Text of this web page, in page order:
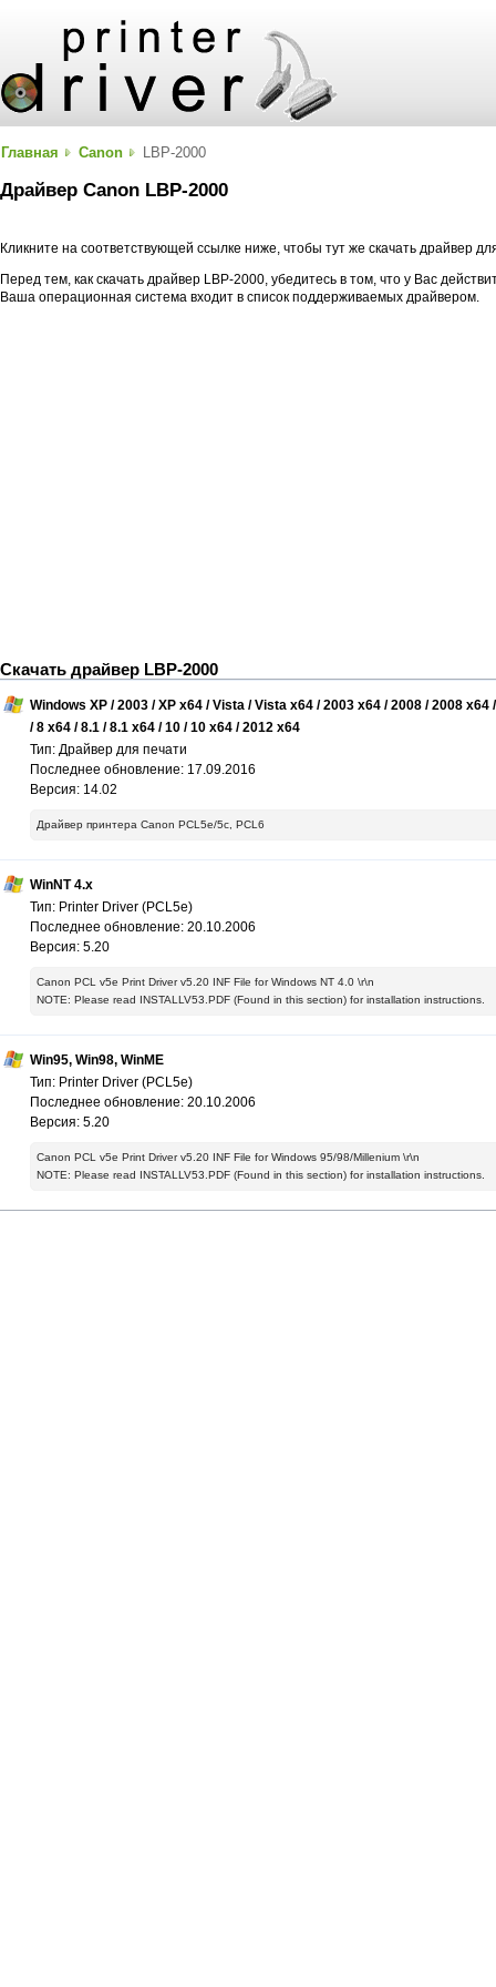
Главная Canon LBP-2000
Драйвер Canon LBP-2000
Кликните на соответствующей ссылке ниже, чтобы тут же скачать драйвер
Перед тем, как скачать драйвер LBP-2000, убедитесь в том, что у Вас
Ваша операционная система входит в список поддерживаемых драйвером.
Скачать драйвер LBP-2000
Windows XP / 2003 / XP x64 / Vista / Vista x64 / 2003 x64 / 2008 / 2008 x64
/ 8 x64 / 8.1 / 8.1 x64 / 10 / 10 x64 / 2012 x64
Тип: Драйвер для печати
Последнее обновление: 17.09.2016
Версия: 14.02
Драйвер принтера Canon PCL5e/5c, PCL6
WinNT 4.x
Тип: Printer Driver (PCL5e)
Последнее обновление: 20.10.2006
Версия: 5.20
Canon PCL v5e Print Driver v5.20 INF File for Windows NT 4.0 \r\n
NOTE: Please read INSTALLV53.PDF (Found in this section) for installation instructions.
Win95, Win98, WinME
Тип: Printer Driver (PCL5e)
Последнее обновление: 20.10.2006
Версия: 5.20
Canon PCL v5e Print Driver v5.20 INF File for Windows 95/98/Millenium \r\n
NOTE: Please read INSTALLV53.PDF (Found in this section) for installation instructions.